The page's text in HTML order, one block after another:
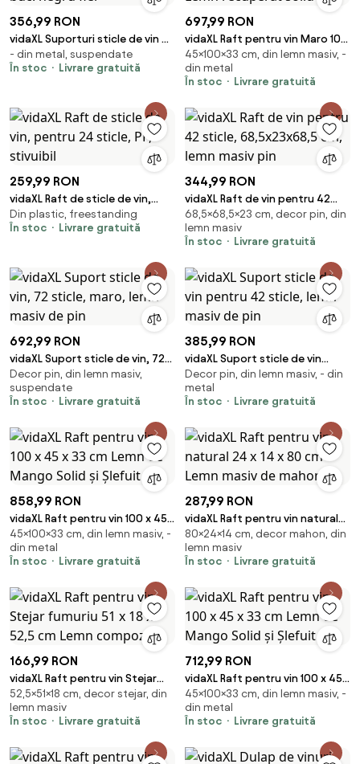
356,99 RON
vidaXL Suporturi sticle de vin de
perete 18 sticle 2 buc. negru
fier
- din metal, suspendate
În stoc
Livrare gratuită
697,99 RON
vidaXL Raft pentru vin Maro 100
x 45 x 33 cm Lemn recuperat
solid
45×100×33 cm, din lemn masiv, -
din metal
În stoc
Livrare gratuită
259,99 RON
vidaXL Raft de sticle de vin,
pentru 24 sticle, PP, stivuibil
Din plastic, freestanding
În stoc
Livrare gratuită
344,99 RON
vidaXL Raft de vin pentru 42
sticle, 68,5x23x68,5 cm, lemn
masiv pin
68,5×68,5×23 cm, decor pin, din
lemn masiv
În stoc
Livrare gratuită
692,99 RON
vidaXL Suport sticle de vin, 72
sticle, maro, lemn masiv de pin
Decor pin, din lemn masiv,
suspendate
În stoc
Livrare gratuită
385,99 RON
vidaXL Suport sticle de vin
pentru 42 sticle, lemn masiv de
pin
Decor pin, din lemn masiv, - din
metal
În stoc
Livrare gratuită
858,99 RON
vidaXL Raft pentru vin 100 x 45 x
33 cm Lemn de Mango Solid și
Şlefuit
45×100×33 cm, din lemn masiv, -
din metal
În stoc
Livrare gratuită
287,99 RON
vidaXL Raft pentru vin natural
24 x 14 x 80 cm Lemn masiv de
mahon
80×24×14 cm, decor mahon, din
lemn masiv
În stoc
Livrare gratuită
166,99 RON
vidaXL Raft pentru vin Stejar
fumuriu 51 x 18 x 52,5 cm Lemn
compozit
52,5×51×18 cm, decor stejar, din
lemn masiv
În stoc
Livrare gratuită
712,99 RON
vidaXL Raft pentru vin 100 x 45 x
33 cm Lemn de Mango Solid și
Şlefuit
45×100×33 cm, din lemn masiv, -
din metal
În stoc
Livrare gratuită